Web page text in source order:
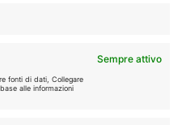
Sempre attivo
fonti di dati, Collegare
alle informazioni
proprietari. Le offerte
verifica sempre le condizioni